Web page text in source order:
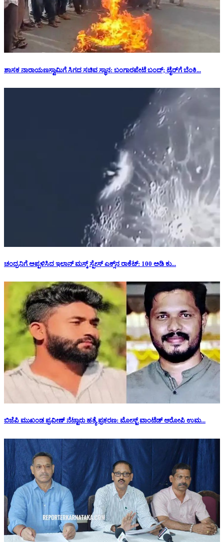
ಶಾಸಕ ನಾರಾಯಣಸ್ವಾಮಿಗೆ ಸಿಗದ ಸಚಿವ ಸ್ಥಾನ: ‌ಬಂಗಾರಪೇಟೆ ಬಂದ್; ಟೈರ್‌ಗೆ ಬೆಂಕಿ...
ಚಂದ್ರನಿಗೆ ಅಪ್ಪಳಿಸಿದ ಇಲಾನ್ ಮಸ್ಕ್ ಸ್ಪೇಸ್‌ ಎಕ್ಸ್‌ನ ರಾಕೆಟ್‌: 100 ಅಡಿ ಕು...
ಬಿಜೆಪಿ ಮುಖಂಡ ಪ್ರವೀಣ್ ನೆಟ್ಟಾರು ಹತ್ಯೆ ಪ್ರಕರಣ: ಮೋಸ್ಟ್ ವಾಂಟೆಡ್ ಆರೋಪಿ ಉಮ...